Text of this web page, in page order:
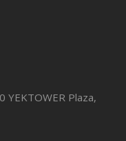
YEKTOWER Plaza,